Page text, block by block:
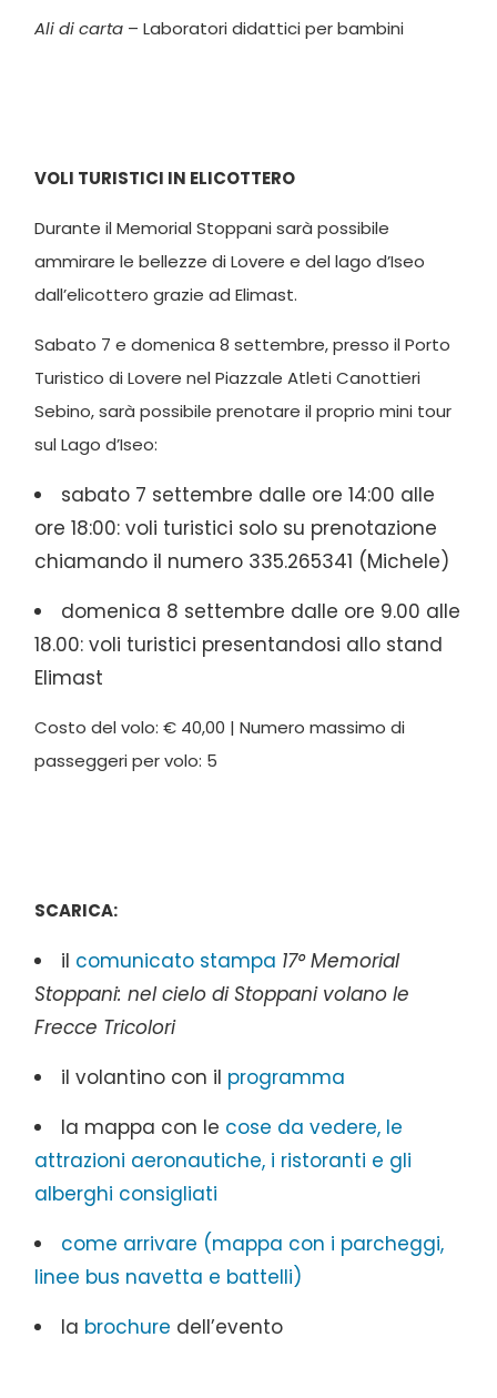
Ali di carta – Laboratori didattici per bambini
VOLI TURISTICI IN ELICOTTERO
Durante il Memorial Stoppani sarà possibile
ammirare le bellezze di Lovere e del lago d’Iseo
dall’elicottero grazie ad Elimast.
Sabato 7 e domenica 8 settembre, presso il Porto
Turistico di Lovere nel Piazzale Atleti Canottieri
Sebino, sarà possibile prenotare il proprio mini tour
sul Lago d’Iseo:
sabato 7 settembre dalle ore 14:00 alle
ore 18:00: voli turistici solo su prenotazione
chiamando il numero 335.265341 (Michele)
domenica 8 settembre dalle ore 9.00 alle
18.00: voli turistici presentandosi allo stand
Elimast
Costo del volo: € 40,00 | Numero massimo di
passeggeri per volo: 5
SCARICA:
il comunicato stampa 17° Memorial
Stoppani: nel cielo di Stoppani volano le
Frecce Tricolori
il volantino con il programma
la mappa con le cose da vedere, le
attrazioni aeronautiche, i ristoranti e gli
alberghi consigliati
come arrivare (mappa con i parcheggi,
linee bus navetta e battelli)
la brochure dell’evento